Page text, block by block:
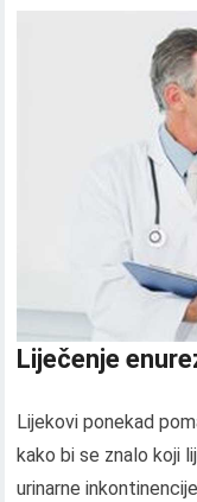
Liječenje
Lijekovi ponekad
kako bi se znalo koji
urinarne